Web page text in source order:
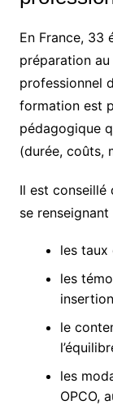
En France, 33
préparation
professionnel
formation est
pédagogique
(durée, coûts,
Il est conseillé
se renseignant
les taux
les
le
les
OPCO,